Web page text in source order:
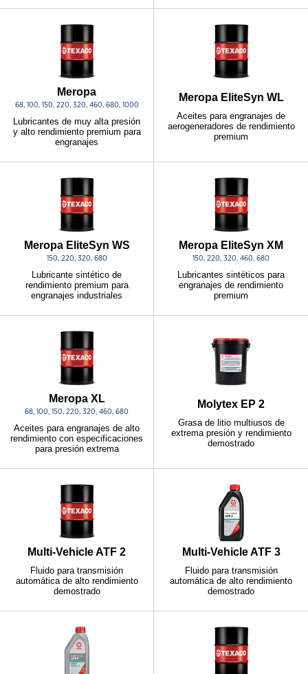
Meropa
68, 100, 150, 220, 320, 460, 680, 1000
Lubricantes de muy alta presión
y alto rendimiento premium para
engranajes
Meropa EliteSyn WL
Aceites para engranajes de
aerogeneradores de rendimiento
premium
Meropa EliteSyn WS
150, 220, 320, 680
Lubricante sintético de
rendimiento premium para
engranajes industriales
Meropa EliteSyn XM
150, 220, 320, 460, 680
Lubricantes sintéticos para
engranajes de rendimiento
premium
Meropa XL
68, 100, 150, 220, 320, 460, 680
Aceites para engranajes de alto
rendimiento con especificaciones
para presión extrema
Molytex EP 2
Grasa de litio multiusos de
extrema presión y rendimiento
demostrado
Multi-Vehicle ATF 2
Fluido para transmisión
automática de alto rendimiento
demostrado
Multi-Vehicle ATF 3
Fluido para transmisión
automática de alto rendimiento
demostrado